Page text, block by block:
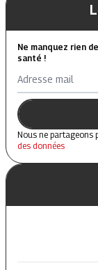
Ne manquez rien
santé !
Adresse mail
Nous ne partageons
des données